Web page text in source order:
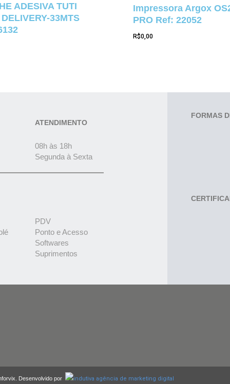
ADESIVA TUTI
33MTS
Impressora Argox
PRO Ref: 22052
R$0,00
ATENDIMENTO
08h às 18h
Segunda à Sexta
PDV
Ponto e Acesso
Softwares
Suprimentos
FORMAS
Desenvolvido por